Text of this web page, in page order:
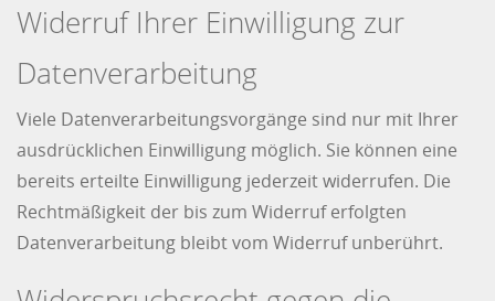
Widerruf Ihrer Einwilligung zur
Datenverarbeitung
Viele Datenverarbeitungsvorgänge sind nur mit Ihrer
ausdrücklichen Einwilligung möglich. Sie können eine
bereits erteilte Einwilligung jederzeit widerrufen. Die
Rechtmäßigkeit der bis zum Widerruf erfolgten
Datenverarbeitung bleibt vom Widerruf unberührt.